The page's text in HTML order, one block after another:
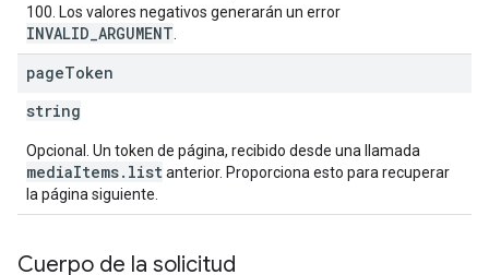
100. Los valores negativos generarán un error
INVALID_ARGUMENT
pageToken
string
Opcional. Un token de página, recibido desde una llamada
mediaItems.listanterior. Proporciona esto para recuperar
la página siguiente.
Cuerpo de la solicitud